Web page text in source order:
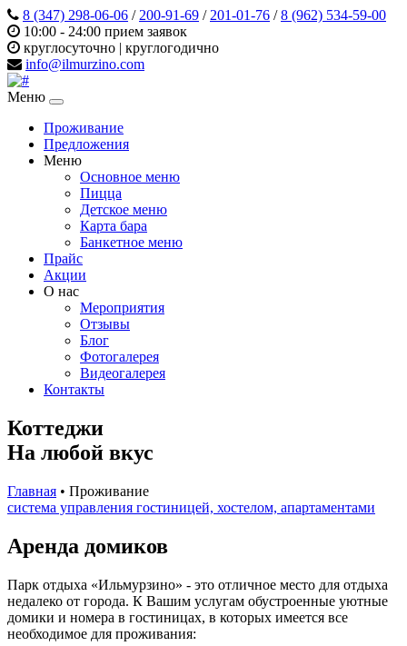
8 (347) 298‑06‑06 / 200-91-69 / 201-01-76 /8 (962) 534‑59‑00
10:00 - 24:00 прием заявок
круглосуточно | круглогодично
info@ilmurzino.com
Меню
Проживание
Предложения
Меню
Основное меню
Пицца
Детское меню
Карта бара
Банкетное меню
Прайс
Акции
О нас
Мероприятия
Отзывы
Блог
Фотогалерея
Видеогалерея
Контакты
Коттеджи
На любой вкус
Главная • Проживание
система управления гостиницей, хостелом, апартаментами
Аренда домиков
Парк отдыха «Ильмурзино» - это отличное место для отдыха
недалеко от города. К Вашим услугам обустроенные уютные
домики и номера в гостиницах, в которых имеется все
необходимое для проживания: